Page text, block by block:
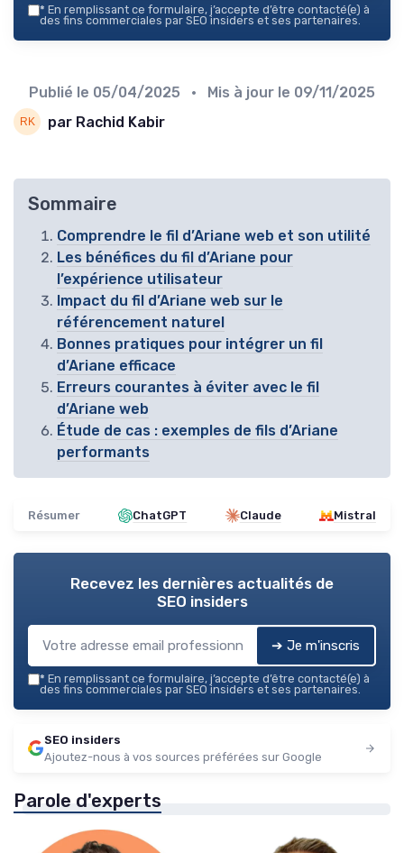
* En remplissant ce formulaire, j’accepte d’être contacté(e) à
des fins commerciales par SEO insiders et ses partenaires.
Publié le 05/04/2025 • Mis à jour le 09/11/2025
par Rachid Kabir
Sommaire
Comprendre le fil d’Ariane web et son utilité
Les bénéfices du fil d’Ariane pour
l’expérience utilisateur
Impact du fil d’Ariane web sur le
référencement naturel
Bonnes pratiques pour intégrer un fil
d’Ariane efficace
Erreurs courantes à éviter avec le fil
d’Ariane web
Étude de cas : exemples de fils d’Ariane
performants
Résumer ChatGPT Claude Mistral
Recevez les dernières actualités de
SEO insiders
➔ Je m'inscris
* En remplissant ce formulaire, j’accepte d’être contacté(e) à
des fins commerciales par SEO insiders et ses partenaires.
SEO insiders
Ajoutez-nous à vos sources préférées sur Google
Parole d'experts